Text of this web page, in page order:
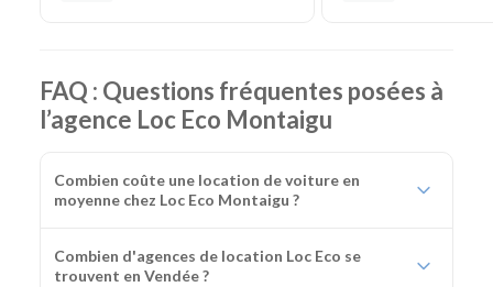
FAQ : Questions fréquentes posées à
l’agence Loc Eco Montaigu
Combien coûte une location de voiture en
moyenne chez Loc Eco Montaigu ?
Combien d'agences de location Loc Eco se
trouvent en Vendée ?